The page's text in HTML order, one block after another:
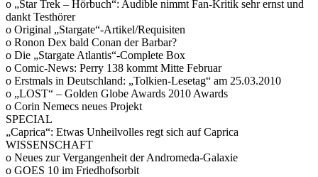
o „Star Trek – Hörbuch“: Audible nimmt Fan-Kritik sehr ernst und
dankt Testhörer
o Original „Stargate“-Artikel/Requisiten
o Ronon Dex bald Conan der Barbar?
o Die „Stargate Atlantis“-Complete Box
o Comic-News: Perry 138 kommt Mitte Februar
o Erstmals in Deutschland: „Tolkien-Lesetag“ am 25.03.2010
o „LOST“ – Golden Globe Awards 2010 Awards
o Corin Nemecs neues Projekt
SPECIAL
„Caprica“: Etwas Unheilvolles regt sich auf Caprica
WISSENSCHAFT
o Neues zur Vergangenheit der Andromeda-Galaxie
o GOES 10 im Friedhofsorbit